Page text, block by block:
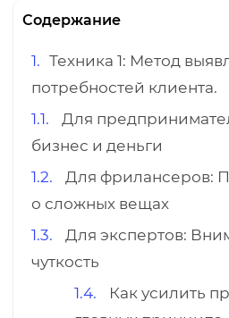
Содержание
Техника 1: Метод
потребностей клиента.
Для
бизнес и деньги
Для фрилансеров:
о сложных вещах
Для экспертов:
чуткость
Как усилить